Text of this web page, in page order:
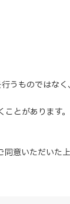
うものではな
とがあります
意いただいた